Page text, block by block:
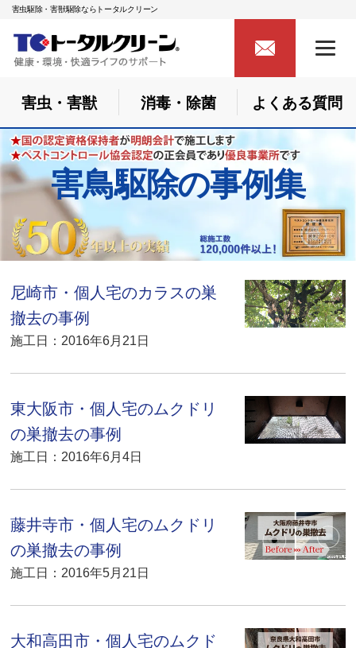
害虫駆除・害獣駆除ならトータルクリーン
害虫・害獣 消毒・除菌 よくある質問
害鳥駆除の事例集
尼崎市・個人宅のカラスの巣
撤去の事例
施工日：2016年6月21日
東大阪市・個人宅のムクドリ
の巣撤去の事例
施工日：2016年6月4日
藤井寺市・個人宅のムクドリ
の巣撤去の事例
施工日：2016年5月21日
大和高田市・個人宅のムクド